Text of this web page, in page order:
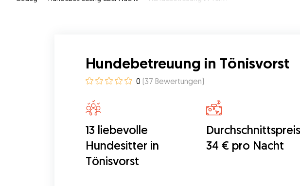
Hundebetreuung in Tönisvorst
0 (37 Bewertungen)
13 liebevolle
Hundesitter in
Tönisvorst
34 € pro Nacht